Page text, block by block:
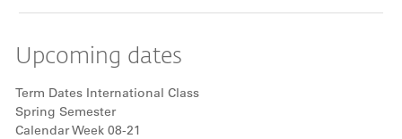
Upcoming dates
Term Dates International Class
Spring Semester
Calendar Week 08-21